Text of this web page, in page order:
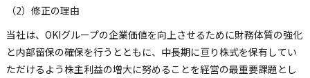
（2）修正の理由
当社は、OKIグループの企業価値を向上させるために財務体質の強化
と内部留保の確保を行うとともに、中長期に亘り株式を保有してい
ただけるよう株主利益の増大に努めることを経営の最重要課題とし